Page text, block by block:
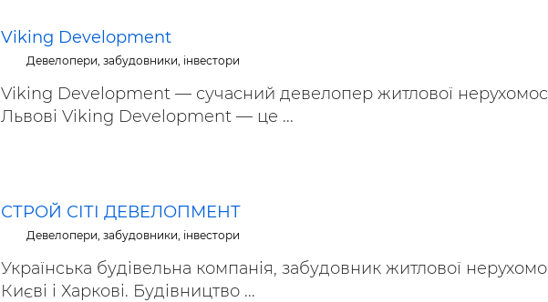
Viking Development
Девелопери, забудовники, інвестори
Viking Development — сучасний девелопер житлової
Львові Viking Development — це ...
СТРОЙ СІТІ ДЕВЕЛОПМЕНТ
Девелопери, забудовники, інвестори
Українська будівельна компанія, забудовник житлової
Києві і Харкові. Будівництво ...